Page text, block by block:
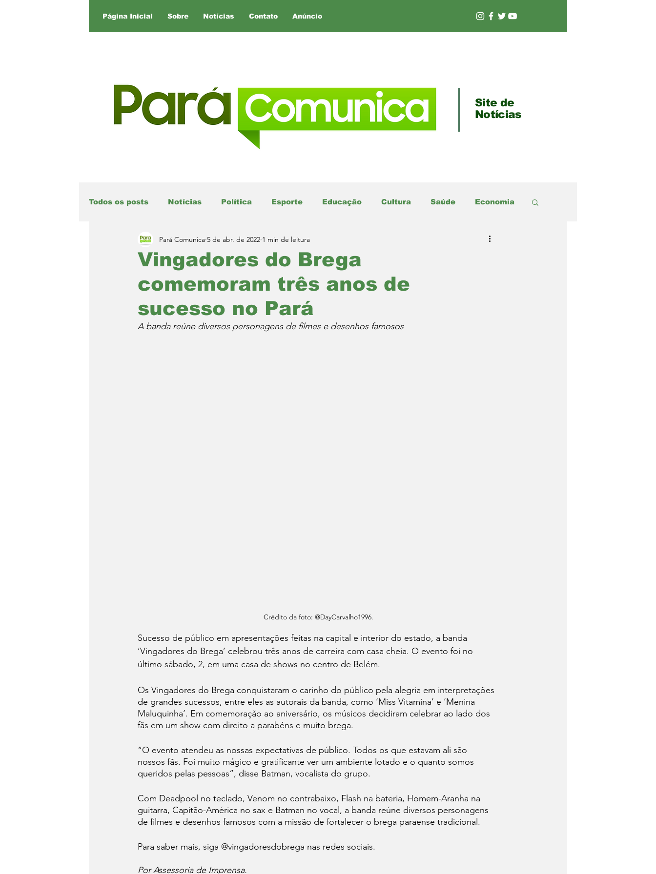
Página Inicial Sobre Notícias Contato Anúncio
Site de
Notícias
Todos os posts Notícias Política Esporte Educação Cultura Saúde Economia
Vingadores do Brega
comemoram três anos de
sucesso no Pará
Pará Comunica 5 de abr. de 2022 1 min de leitura
A banda reúne diversos personagens de filmes e desenhos famosos
Crédito da foto: @DayCarvalho1996.
Sucesso de público em apresentações feitas na capital e interior do estado, a banda
‘Vingadores do Brega’ celebrou três anos de carreira com casa cheia. O evento foi no
último sábado, 2, em uma casa de shows no centro de Belém.
Os Vingadores do Brega conquistaram o carinho do público pela alegria em interpretações
de grandes sucessos, entre eles as autorais da banda, como ‘Miss Vitamina’ e ‘Menina
Maluquinha’. Em comemoração ao aniversário, os músicos decidiram celebrar ao lado dos
fãs em um show com direito a parabéns e muito brega.
“O evento atendeu as nossas expectativas de público. Todos os que estavam ali são
nossos fãs. Foi muito mágico e gratificante ver um ambiente lotado e o quanto somos
queridos pelas pessoas”, disse Batman, vocalista do grupo.
Com Deadpool no teclado, Venom no contrabaixo, Flash na bateria, Homem-Aranha na
guitarra, Capitão-América no sax e Batman no vocal, a banda reúne diversos personagens
de filmes e desenhos famosos com a missão de fortalecer o brega paraense tradicional.
Para saber mais, siga @vingadoresdobrega nas redes sociais.
Por Assessoria de Imprensa.